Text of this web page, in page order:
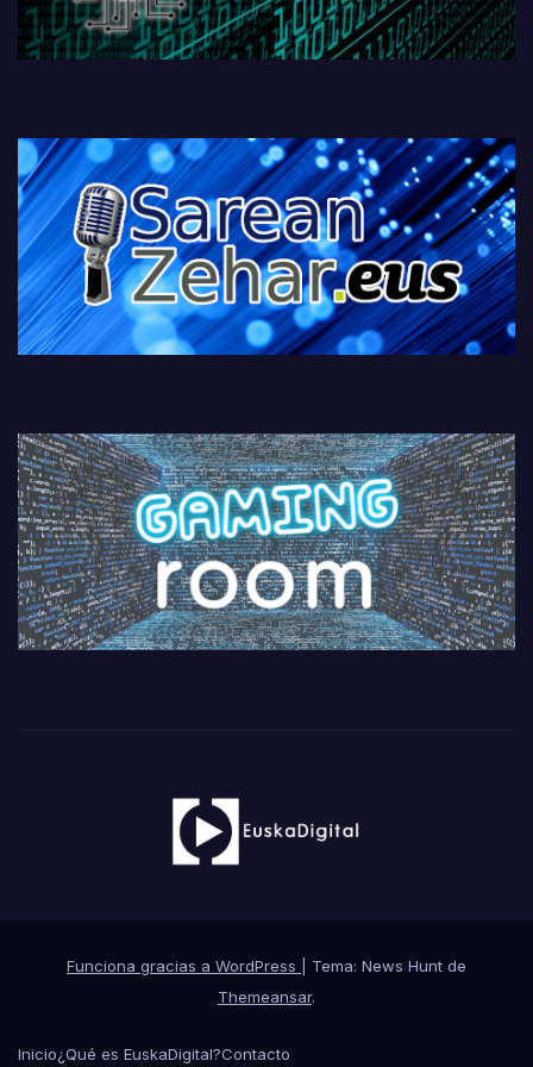
Funciona gracias a WordPress
Tema: News Hunt de
Themeansar.
Inicio¿Qué es EuskaDigital?Contacto